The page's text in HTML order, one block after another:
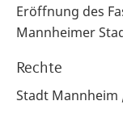
Eröffnung des
Mannheimer
Rechte
Stadt